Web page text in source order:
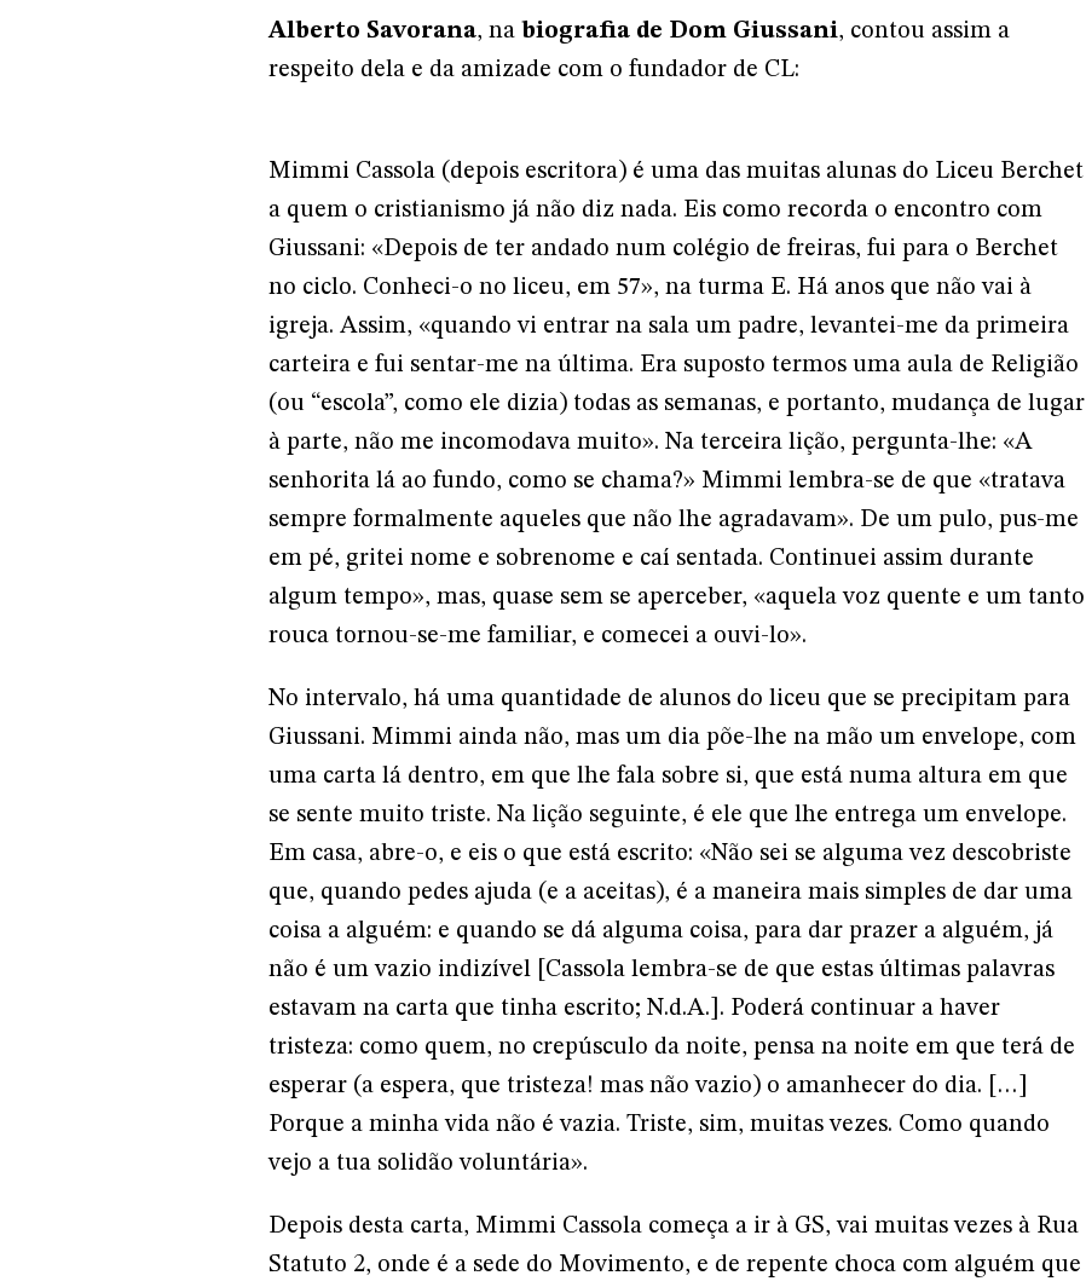
Alberto Savorana, na biografia de Dom Giussani, contou assim a
respeito dela e da amizade com o fundador de CL:
Mimmi Cassola (depois escritora) é uma das muitas alunas do Liceu Berchet
a quem o cristianismo já não diz nada. Eis como recorda o encontro com
Giussani: «Depois de ter andado num colégio de freiras, fui para o Berchet
no ciclo. Conheci-o no liceu, em 57», na turma E. Há anos que não vai à
igreja. Assim, «quando vi entrar na sala um padre, levantei-me da primeira
carteira e fui sentar-me na última. Era suposto termos uma aula de Religião
(ou “escola”, como ele dizia) todas as semanas, e portanto, mudança de lugar
à parte, não me incomodava muito». Na terceira lição, pergunta-lhe: «A
senhorita lá ao fundo, como se chama?» Mimmi lembra-se de que «tratava
sempre formalmente aqueles que não lhe agradavam». De um pulo, pus-me
em pé, gritei nome e sobrenome e caí sentada. Continuei assim durante
algum tempo», mas, quase sem se aperceber, «aquela voz quente e um tanto
rouca tornou-se-me familiar, e comecei a ouvi-lo».
No intervalo, há uma quantidade de alunos do liceu que se precipitam para
Giussani. Mimmi ainda não, mas um dia põe-lhe na mão um envelope, com
uma carta lá dentro, em que lhe fala sobre si, que está numa altura em que
se sente muito triste. Na lição seguinte, é ele que lhe entrega um envelope.
Em casa, abre-o, e eis o que está escrito: «Não sei se alguma vez descobriste
que, quando pedes ajuda (e a aceitas), é a maneira mais simples de dar uma
coisa a alguém: e quando se dá alguma coisa, para dar prazer a alguém, já
não é um vazio indizível [Cassola lembra-se de que estas últimas palavras
estavam na carta que tinha escrito; N.d.A.]. Poderá continuar a haver
tristeza: como quem, no crepúsculo da noite, pensa na noite em que terá de
esperar (a espera, que tristeza! mas não vazio) o amanhecer do dia. […]
Porque a minha vida não é vazia. Triste, sim, muitas vezes. Como quando
vejo a tua solidão voluntária».
Depois desta carta, Mimmi Cassola começa a ir à GS, vai muitas vezes à Rua
Statuto 2, onde é a sede do Movimento, e de repente choca com alguém que